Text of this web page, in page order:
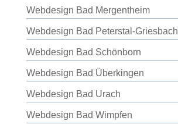
Webdesign Bad Mergentheim
Webdesign Bad Peterstal-Griesbach
Webdesign Bad Schönborn
Webdesign Bad Überkingen
Webdesign Bad Urach
Webdesign Bad Wimpfen